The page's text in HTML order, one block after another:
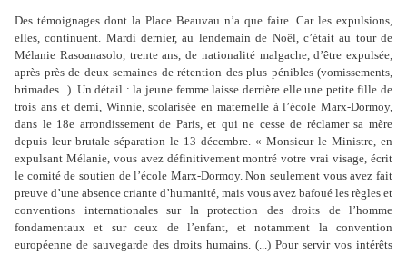
Des témoignages dont la Place Beauvau n’a que faire. Car les expulsions,
elles, continuent. Mardi dernier, au lendemain de Noël, c’était au tour de
Mélanie Rasoanasolo, trente ans, de nationalité malgache, d’être expulsée,
après près de deux semaines de rétention des plus pénibles (vomissements,
brimades...). Un détail : la jeune femme laisse derrière elle une petite fille de
trois ans et demi, Winnie, scolarisée en maternelle à l’école Marx-Dormoy,
dans le 18e arrondissement de Paris, et qui ne cesse de réclamer sa mère
depuis leur brutale séparation le 13 décembre. « Monsieur le Ministre, en
expulsant Mélanie, vous avez définitivement montré votre vrai visage, écrit
le comité de soutien de l’école Marx-Dormoy. Non seulement vous avez fait
preuve d’une absence criante d’humanité, mais vous avez bafoué les règles et
conventions internationales sur la protection des droits de l’homme
fondamentaux et sur ceux de l’enfant, et notamment la convention
européenne de sauvegarde des droits humains. (...) Pour servir vos intérêts